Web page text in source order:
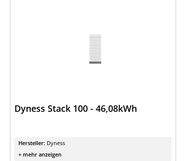
Dyness Stack 100 - 46,08kWh
Hersteller: Dyness
+ mehr anzeigen